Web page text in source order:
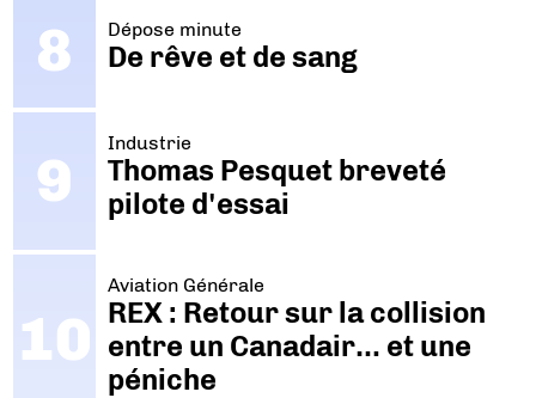
Dépose minute
De rêve et de sang
Industrie
Thomas Pesquet breveté
pilote d'essai
Aviation Générale
REX : Retour sur la collision
entre un Canadair… et une
péniche